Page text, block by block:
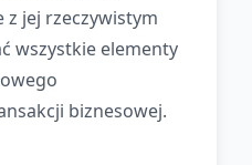
jej rzeczywistym
wszystkie elementy
biznesowej.